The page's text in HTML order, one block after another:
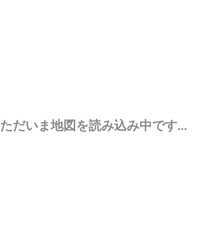
ただいま地図を読み込み中です...